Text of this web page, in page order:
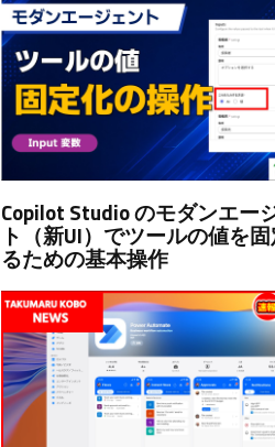
Copilot Studio のモダンエー
ト（新UI）でツールの値を
るための基本操作